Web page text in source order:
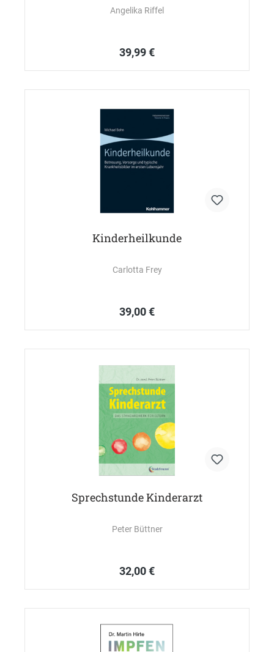
Angelika Riffel
39,99 €
Kinderheilkunde
Carlotta Frey
39,00 €
Sprechstunde Kinderarzt
Peter Büttner
32,00 €